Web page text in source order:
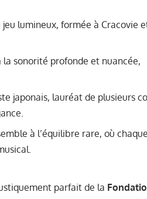
jeu lumineux, formée à Cracovie
la sonorité profonde et nuancée,
japonais, lauréat de plusieurs
à l’équilibre rare, où
parfait de la